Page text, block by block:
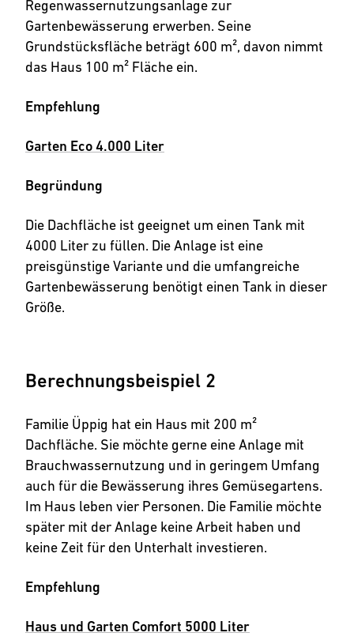
Regenwassernutzungsanlage zur
Gartenbewässerung erwerben. Seine
Grundstücksfläche beträgt 600 m², davon nimmt
das Haus 100 m² Fläche ein.
Empfehlung
Garten Eco 4.000 Liter
Begründung
Die Dachfläche ist geeignet um einen Tank mit
4000 Liter zu füllen. Die Anlage ist eine
preisgünstige Variante und die umfangreiche
Gartenbewässerung benötigt einen Tank in dieser
Größe.
Berechnungsbeispiel 2
Familie Üppig hat ein Haus mit 200 m²
Dachfläche. Sie möchte gerne eine Anlage mit
Brauchwassernutzung und in geringem Umfang
auch für die Bewässerung ihres Gemüsegartens.
Im Haus leben vier Personen. Die Familie möchte
später mit der Anlage keine Arbeit haben und
keine Zeit für den Unterhalt investieren.
Empfehlung
Haus und Garten Comfort 5000 Liter